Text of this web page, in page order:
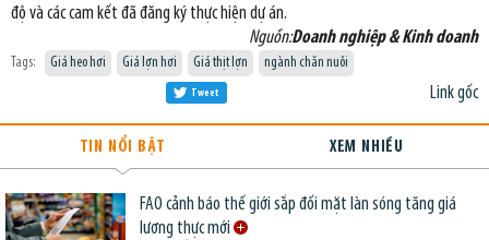
độ và các cam kết đã đăng ký thực hiện dự án.
Nguồn:Doanh nghiệp & Kinh doanh
Tags: Giá heo hơi Giá lợn hơi Giá thịt lợn ngành chăn nuôi
Link gốc
Tweet
TIN NỔI BẬT XEM NHIỀU
FAO cảnh báo thế giới sắp đối mặt làn sóng tăng giá
lương thực mới